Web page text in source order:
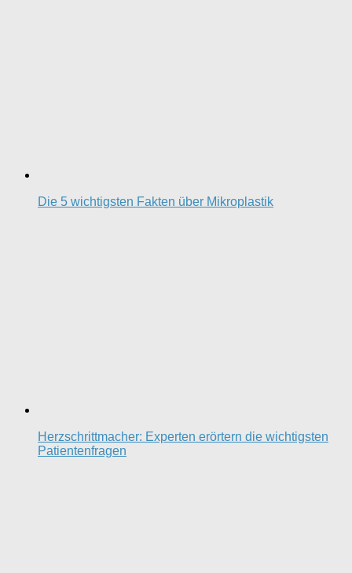
Die 5 wichtigsten Fakten über Mikroplastik
Herzschrittmacher: Experten erörtern die wichtigsten
Patientenfragen